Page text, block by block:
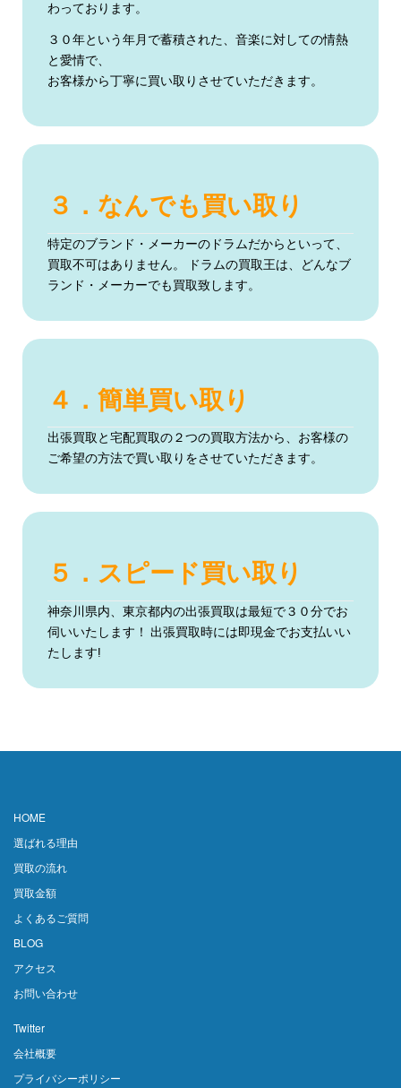
わっております。
３０年という年月で蓄積された、音楽に対しての情熱
と愛情で、
お客様から丁寧に買い取りさせていただきます。
３．なんでも買い取り
特定のブランド・メーカーのドラムだからといって、
買取不可はありません。 ドラムの買取王は、どんなブ
ランド・メーカーでも買取致します。
４．簡単買い取り
出張買取と宅配買取の２つの買取方法から、お客様の
ご希望の方法で買い取りをさせていただきます。
５．スピード買い取り
神奈川県内、東京都内の出張買取は最短で３０分でお
伺いいたします！ 出張買取時には即現金でお支払いい
たします!
HOME
選ばれる理由
買取の流れ
買取金額
よくあるご質問
BLOG
アクセス
お問い合わせ
Twitter
会社概要
プライバシーポリシー